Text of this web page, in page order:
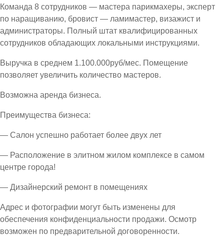
Команда 8 сотрудников — мастера парикмахеры, эксперт
по наращиванию, бровист — ламимастер, визажист и
администраторы. Полный штат квалифицированных
сотрудников обладающих локальными инструкциями.
Выручка в среднем 1.100.000руб/мес. Помещение
позволяет увеличить количество мастеров.
Возможна аренда бизнеса.
Преимущества бизнеса:
— Салон успешно работает более двух лет
— Расположение в элитном жилом комплексе в самом
центре города!
— Дизайнерский ремонт в помещениях
Адрес и фотографии могут быть изменены для
обеспечения конфиденциальности продажи. Осмотр
возможен по предварительной договоренности.